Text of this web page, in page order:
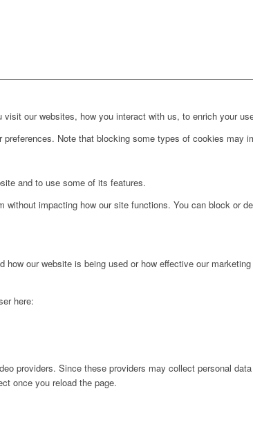
our websites, how you interact with us, to enrich your
Note that blocking some types of cookies may
and to use some of its features.
impacting how our site functions. You can block or
our website is being used or how effective our
here:
providers. Since these providers may collect personal
once you reload the page.